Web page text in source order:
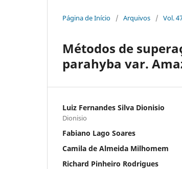
Página de Início / Arquivos / Vol.
Métodos de
parahyba var.
Luiz Fernandes Silva Dionisio
Dionisio
Fabiano Lago Soares
Camila de Almeida Milhomem
Richard Pinheiro Rodrigues